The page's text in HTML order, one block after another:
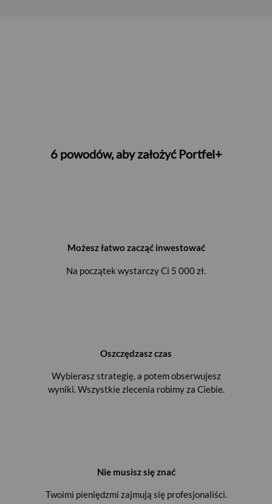
6 powodów, aby założyć Portfel+
Możesz łatwo zacząć inwestować
Na początek wystarczy Ci 5 000 zł.
Oszczędzasz czas
Wybierasz strategię, a potem obserwujesz
wyniki. Wszystkie zlecenia robimy za Ciebie.
Nie musisz się znać
Twoimi pieniędzmi zajmują się profesjonaliści.